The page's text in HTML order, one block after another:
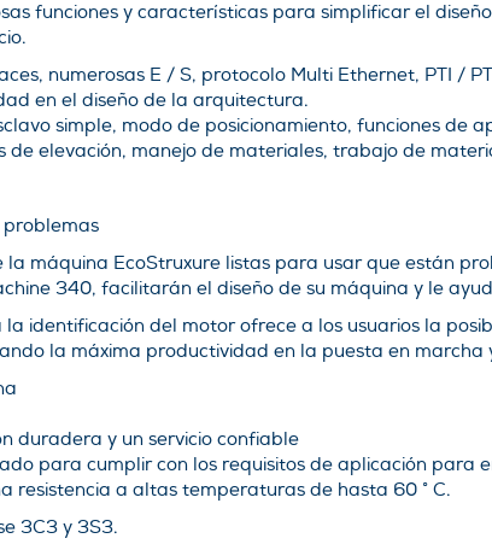
funciones y características para simplificar el
numerosas E / S, protocolo Multi Ethernet, PTI /
en el diseño de la arquitectura.
simple, modo de posicionamiento, funciones de
elevación, manejo de materiales, trabajo de
problemas
máquina EcoStruxure listas para usar que están
340, facilitarán el diseño de su máquina y le
identificación del motor ofrece a los usuarios la
la máxima productividad en la puesta en marcha
duradera y un servicio confiable
para cumplir con los requisitos de aplicación para
resistencia a altas temperaturas de hasta 60 ° C.
3C3 y 3S3.